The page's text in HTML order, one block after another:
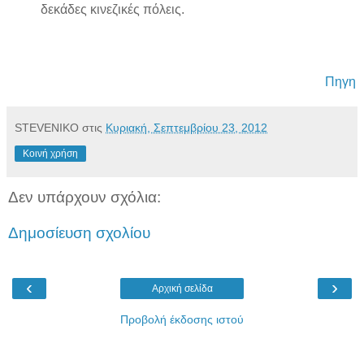
δεκάδες κινεζικές πόλεις.
Πηγη
STEVENIKO στις Κυριακή, Σεπτεμβρίου 23, 2012
Κοινή χρήση
Δεν υπάρχουν σχόλια:
Δημοσίευση σχολίου
‹ ›
Αρχική σελίδα
Προβολή έκδοσης ιστού